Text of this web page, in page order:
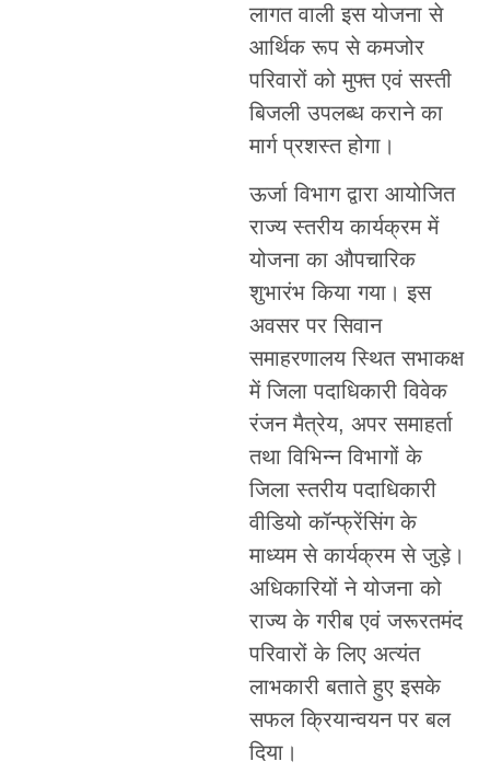
लागत वाली इस योजना से
आर्थिक रूप से कमजोर
परिवारों को मुफ्त एवं सस्ती
बिजली उपलब्ध कराने का
मार्ग प्रशस्त होगा।
ऊर्जा विभाग द्वारा आयोजित
राज्य स्तरीय कार्यक्रम में
योजना का औपचारिक
शुभारंभ किया गया। इस
अवसर पर सिवान
समाहरणालय स्थित सभाकक्ष
में जिला पदाधिकारी विवेक
रंजन मैत्रेय, अपर समाहर्ता
तथा विभिन्न विभागों के
जिला स्तरीय पदाधिकारी
वीडियो कॉन्फ्रेंसिंग के
माध्यम से कार्यक्रम से जुड़े।
अधिकारियों ने योजना को
राज्य के गरीब एवं जरूरतमंद
परिवारों के लिए अत्यंत
लाभकारी बताते हुए इसके
सफल क्रियान्वयन पर बल
दिया।